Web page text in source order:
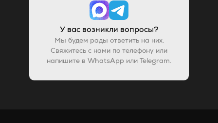
У вас возникли вопросы?
Мы будем рады ответить на них.
Свяжитесь с нами по телефону или
напишите в WhatsApp или Telegram.